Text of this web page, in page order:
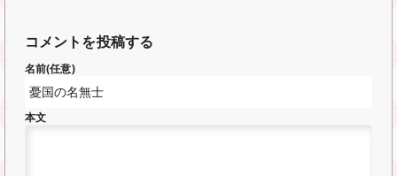
コメントを投稿する
名前(任意)
本文